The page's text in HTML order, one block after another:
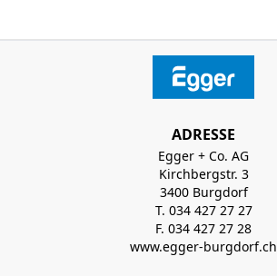
ADRESSE
Egger + Co. AG
Kirchbergstr. 3
3400 Burgdorf
T. 034 427 27 27
F. 034 427 27 28
www.egger-burgdorf.ch